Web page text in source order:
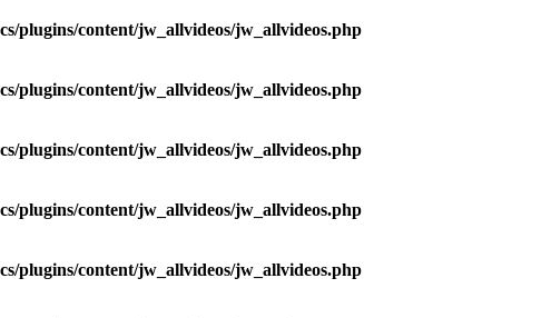
plugins/content/jw_allvideos/jw_allvideos.php
plugins/content/jw_allvideos/jw_allvideos.php
plugins/content/jw_allvideos/jw_allvideos.php
plugins/content/jw_allvideos/jw_allvideos.php
plugins/content/jw_allvideos/jw_allvideos.php